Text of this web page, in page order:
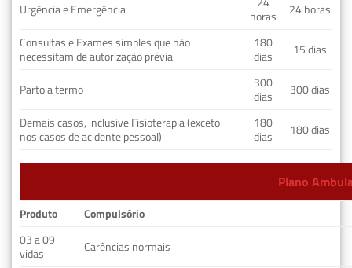
Urgência e Emergência
horas
24 horas
Consultas e Exames simples que não
necessitam de autorização prévia
180
dias
15 dias
Parto a termo
300
dias
300 dias
Demais casos, inclusive Fisioterapia (exceto
nos casos de acidente pessoal)
180
dias
180 dias
Plano
Produto
Compulsório
03 a 09
vidas
Carências normais